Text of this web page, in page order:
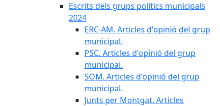
Escrits dels grups polítics municipals
2024
ERC-AM. Articles d'opinió del grup
municipal.
PSC. Articles d'opinió del grup
municipal.
SOM. Articles d'opinió del grup
municipal.
Junts per Montgat. Articles